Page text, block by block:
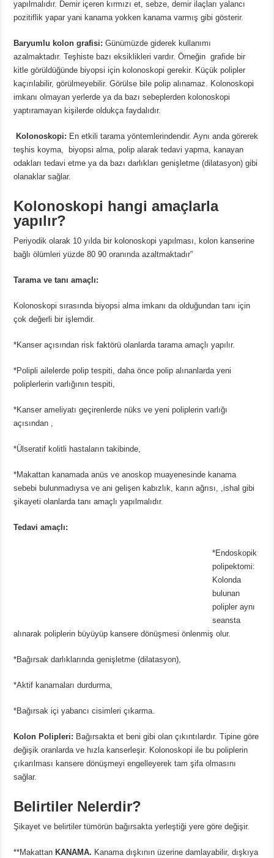
yapılmalıdır. Demir içeren kırmızı et, sebze, demir ilaçları yalancı
pozitiflik yapar yani kanama yokken kanama varmış gibi gösterir.
Baryumlu kolon grafisi:Günümüzde giderek kullanımı
azalmaktadır. Teşhiste bazı eksiklikleri vardır. Örneğin grafide bir
kitle görüldüğünde biyopsi için kolonoskopi gerekir. Küçük polipler
kaçırılabilir, görülmeyebilir. Görülse bile polip alınamaz. Kolonoskopi
imkanı olmayan yerlerde ya da bazı sebeplerden kolonoskopi
yaptıramayan kişilerde oldukça faydalıdır.
Kolonoskopi: En etkili tarama yöntemlerindendir. Aynı anda görerek
teşhis koyma, biyopsi alma, polip alarak tedavi yapma, kanayan
odakları tedavi etme ya da bazı darlıkları genişletme (dilatasyon) gibi
olanaklar sağlar.
Kolonoskopi hangi amaçlarla
yapılır?
Periyodik olarak 10 yılda bir kolonoskopi yapılması, kolon kanserine
bağlı ölümleri yüzde 80 90 oranında azaltmaktadır”
Tarama ve tanı amaçlı:
Kolonoskopi sırasında biyopsi alma imkanı da olduğundan tanı için
çok değerli bir işlemdir.
*Kanser açısından risk faktörü olanlarda tarama amaçlı yapılır.
*Polipli ailelerde polip tespiti, daha önce polip alınanlarda yeni
poliplerlerin varlığının tespiti,
*Kanser ameliyatı geçirenlerde nüks ve yeni poliplerin varlığı
açısından ,
*Ülseratif kolitli hastaların takibinde,
*Makattan kanamada anüs ve anoskop muayenesinde kanama
sebebi bulunmadıysa ve ani gelişen kabızlık, karın ağrısı, ,ishal gibi
şikayeti olanlarda tanı amaçlı yapılmalıdır.
Tedavi amaçlı:
*Endoskopik
polipektomi:
Kolonda
bulunan
polipler aynı
seansta
alınarak poliplerin büyüyüp kansere dönüşmesi önlenmiş olur.
*Bağırsak darlıklarında genişletme (dilatasyon),
*Aktif kanamaları durdurma,
*Bağırsak içi yabancı cisimleri çıkarma.
Kolon Polipleri: Bağırsakta et beni gibi olan çıkıntılardır. Tipine göre
değişik oranlarda ve hızla kanserleşir. Kolonoskopi ile bu poliplerin
çıkarılması kansere dönüşmeyi engelleyerek tam şifa olmasını
sağlar.
Belirtiler Nelerdir?
Şikayet ve belirtiler tümörün bağırsakta yerleştiği yere göre değişir.
**Makattan KANAMA. Kanama dışkının üzerine damlayabilir, dışkıya